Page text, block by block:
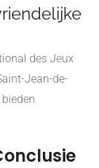
des Jeux
Jean-de-